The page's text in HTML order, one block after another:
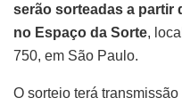
serão sorteadas a partir
no Espaço da Sorte,
750, em São Paulo.
O sorteio terá